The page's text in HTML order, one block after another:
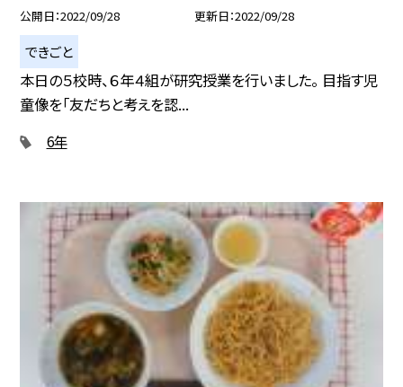
公開日 2022/09/28 更新日 2022/09/28
できごと
本日の５校時、６年４組が研究授業を行いました。 目指す児
童像を「友だちと考えを認...
6年